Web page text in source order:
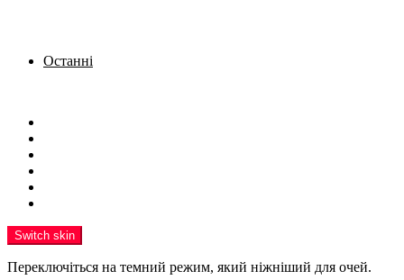
Останні
Switch skin
Переключіться на темний режим, який ніжніший для очей.